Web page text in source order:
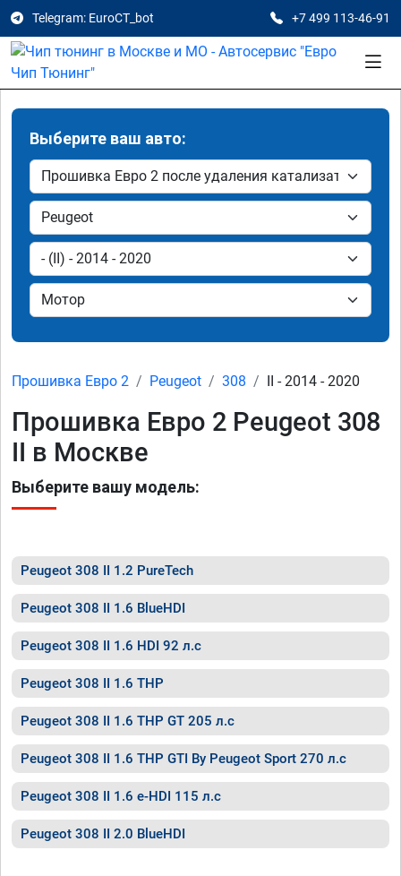
Telegram: EuroCT_bot +7 499 113-46-91
Выберите ваш авто:
Прошивка Евро 2 Peugeot 308 II - 2014 - 2020
Прошивка Евро 2 Peugeot 308
II в Москве
Выберите вашу модель:
Peugeot 308 II 1.2 PureTech
Peugeot 308 II 1.6 BlueHDI
Peugeot 308 II 1.6 HDI 92 л.с
Peugeot 308 II 1.6 THP
Peugeot 308 II 1.6 THP GT 205 л.с
Peugeot 308 II 1.6 THP GTI By Peugeot Sport 270 л.с
Peugeot 308 II 1.6 e-HDI 115 л.с
Peugeot 308 II 2.0 BlueHDI